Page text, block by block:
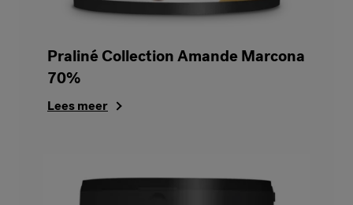
Praliné Collection Amande Marcona
70%
Lees meer